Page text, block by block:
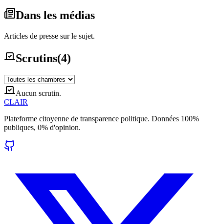
Dans les médias
Articles de presse sur le sujet.
Scrutins(4)
Aucun scrutin.
CLAIR
Plateforme citoyenne de transparence politique. Données 100%
publiques, 0% d'opinion.